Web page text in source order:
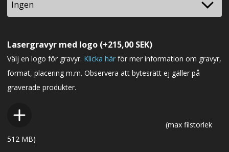
Lasergravyr med logo (+215,00 SEK)
Välj en logo för gravyr. Klicka här för mer information om gravyr,
format, placering m.m. Observera att bytesrätt ej gäller på
graverade produkter.
(max filstorlek
512 MB)